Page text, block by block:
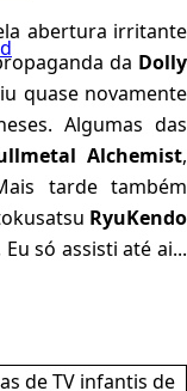
abertura irritante
da Dolly
quase novamente
Algumas das
Alchemist,
tarde também
RyuKendo
Eu só assisti até ai...